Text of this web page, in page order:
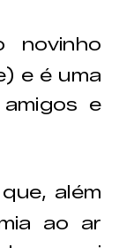
novinho
e é uma
e
que, além
ao ar